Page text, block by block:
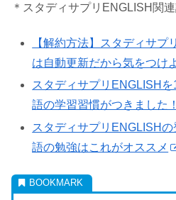
＊スタディサプリENGLISH関
【解約方法】スタディサプ
は自動更新だから気をつけ
スタディサプリENGLISH
語の学習習慣がつきました！
スタディサプリENGLISH
語の勉強はこれがオススメ